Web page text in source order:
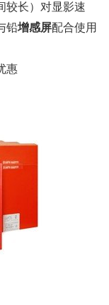
较长）对显影速
铅增感屏配合使用
惠